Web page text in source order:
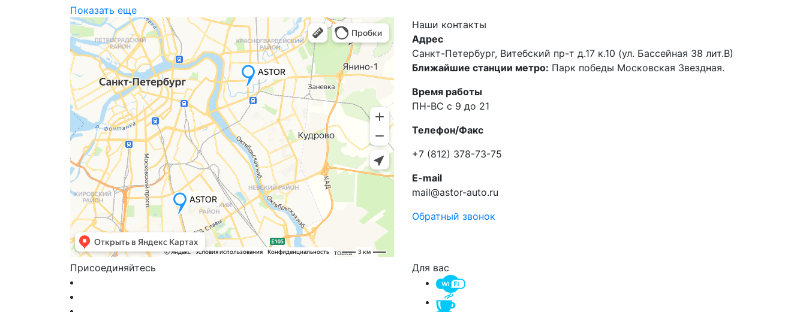
Показать еще
Наши контакты
Адрес
Санкт-Петербург, Витебский пр-т д.17 к.10 (ул. Бассейная 38 лит.В)
Ближайшие станции метро: Парк победы Московская Звездная.
Время работы
ПН-ВС с 9 до 21
Телефон/Факс
+7 (812) 378-73-75
E-mail
mail@astor-auto.ru
Обратный звонок
Присоединяйтесь Для вас